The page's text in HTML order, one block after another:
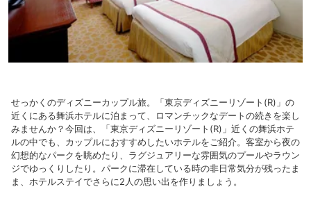
せっかくのディズニーカップル旅。「東京ディズニーリゾート(R)」の
近くにある舞浜ホテルに泊まって、ロマンチックなデートの続きを楽し
みませんか？今回は、「東京ディズニーリゾート(R)」近くの舞浜ホテ
ルの中でも、カップルにおすすめしたいホテルをご紹介。客室から夜の
幻想的なパークを眺めたり、ラグジュアリーな雰囲気のプールやラウン
ジでゆっくりしたり。パークに滞在している時の非日常気分が残ったま
ま、ホテルステイでさらに2人の思い出を作りましょう。